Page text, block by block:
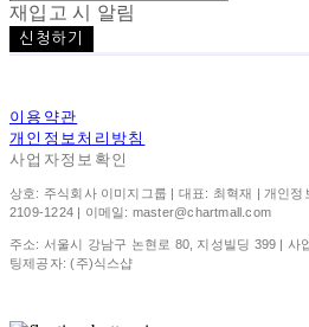
재입고 시 알림
신청하기
이용약관
개인정보처리방침
사업자정보확인
상호: 주식회사 이미지그룹 | 대표: 최혁재 | 개인
2109-1224 | 이메일: master@chartmall.com
주소: 서울시 강남구 논현로 80, 지성빌딩 399 | 사
팅제공자: (주)식스샵